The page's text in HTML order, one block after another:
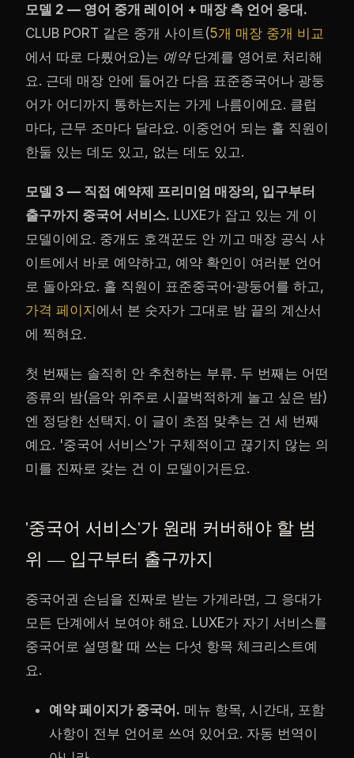
모델 2 — 영어 중개 레이어 + 매장 측 언어 응대.
CLUB PORT 같은 중개 사이트(5개 매장 중개 비교
에서 따로 다뤘어요)는 예약단계를 영어로 처리해
요. 근데 매장 안에 들어간 다음 표준중국어나 광둥
어가 어디까지 통하는지는 가게 나름이에요. 클럽
마다, 근무 조마다 달라요. 이중언어 되는 홀 직원이
한둘 있는 데도 있고, 없는 데도 있고.
모델 3 — 직접 예약제 프리미엄 매장의, 입구부터
출구까지 중국어 서비스. LUXE가 잡고 있는 게 이
모델이에요. 중개도 호객꾼도 안 끼고 매장 공식 사
이트에서 바로 예약하고, 예약 확인이 여러분 언어
로 돌아와요. 홀 직원이 표준중국어·광둥어를 하고,
가격 페이지에서 본 숫자가 그대로 밤 끝의 계산서
에 찍혀요.
첫 번째는 솔직히 안 추천하는 부류. 두 번째는 어떤
종류의 밤(음악 위주로 시끌벅적하게 놀고 싶은 밤)
엔 정당한 선택지. 이 글이 초점 맞추는 건 세 번째
예요. '중국어 서비스'가 구체적이고 끊기지 않는 의
미를 진짜로 갖는 건 이 모델이거든요.
'중국어 서비스'가 원래 커버해야 할 범
위 — 입구부터 출구까지
중국어권 손님을 진짜로 받는 가게라면, 그 응대가
모든 단계에서 보여야 해요. LUXE가 자기 서비스를
중국어로 설명할 때 쓰는 다섯 항목 체크리스트예
요.
예약 페이지가 중국어. 메뉴 항목, 시간대, 포함
사항이 전부 언어로 쓰여 있어요. 자동 번역이